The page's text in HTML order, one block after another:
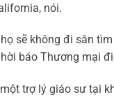
nói.
họ sẽ không đi săn
báo Thương mại
trợ lý giáo sư tại